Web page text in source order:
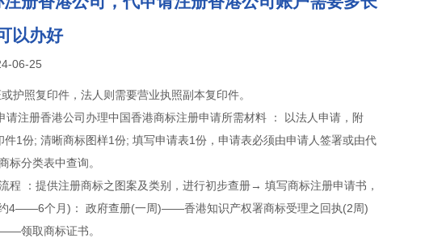
以办好
06-25
护照复印件，法人则需要营业执照副本复印件。
注册香港公司办理中国香港商标注册申请所需材料 ： 以法人申请，附
1份; 清晰商标图样1份; 填写申请表1份，申请表必须由申请人签署或由代
标分类表中查询。
：提供注册商标之图案及类别，进行初步查册→ 填写商标注册申请书，
4——6个月)： 政府查册(一周)——香港知识产权署商标受理之回执(2周)
领取商标证书。